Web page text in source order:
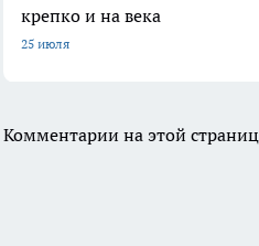
крепко и на века
25 июля
Комментарии на этой